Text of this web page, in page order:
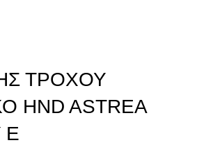
ΤΡΟΧΟΥ
HND ASTREA
Ε